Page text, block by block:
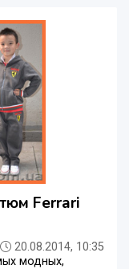
Ferrari
20.08.2014, 10:35
модных,